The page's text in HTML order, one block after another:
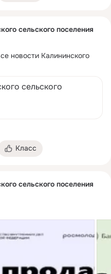
сельского поселения
новости Калининского
сельского
Класс
сельского поселения